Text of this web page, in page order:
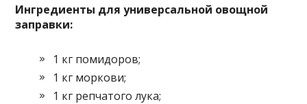
Ингредиенты для универсальной овощной
заправки:
1 кг помидоров;
1 кг моркови;
1 кг репчатого лука;